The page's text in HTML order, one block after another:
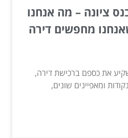
ציונה – מה אנחנו
מחפשים דירה
את כספם ברכישת דירה,
ומאפיינים שונים,